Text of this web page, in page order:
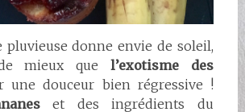
pluvieuse donne envie de soleil,
mieux quel’exotisme des
douceur bien régressive !
et des ingrédients du